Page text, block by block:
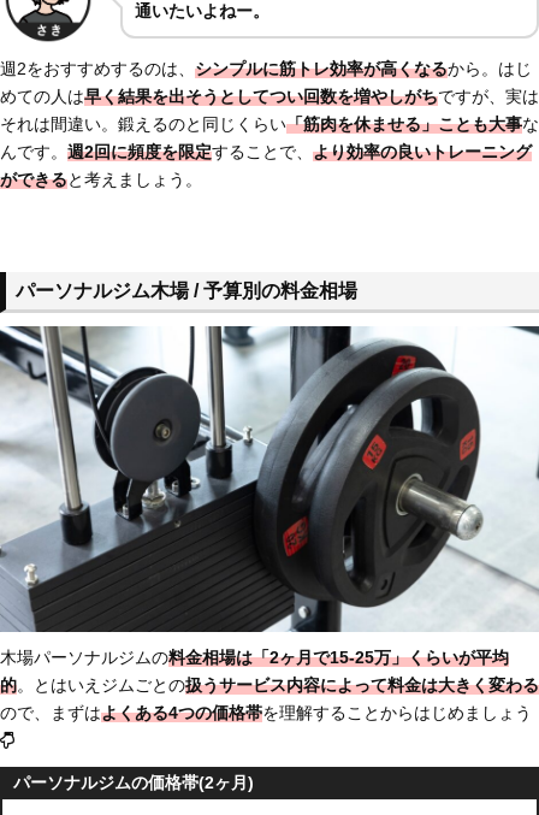
通いたいよねー。
週2をおすすめするのは、 シンプルに筋トレ効率が高くなるから。はじ
めての人は早く結果を出そうとしてつい回数を増やしがちですが、実は
それは間違い。鍛えるのと同じくらい「筋肉を休ませる」ことも大事な
んです。 週2回に頻度を限定することで、 より効率の良いトレーニング
ができると考えましょう。
パーソナルジム木場 / 予算別の料金相場
木場パーソナルジムの料金相場は「2ヶ月で15-25万」くらいが平均
的。とはいえジムごとの扱うサービス内容によって料金は大きく変わる
ので、まずはよくある4つの価格帯を理解することからはじめましょう
パーソナルジムの価格帯(2ヶ月)